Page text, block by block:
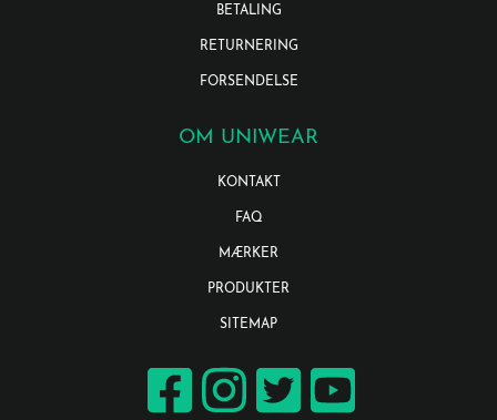
BETALING
RETURNERING
FORSENDELSE
OM UNIWEAR
KONTAKT
FAQ
MÆRKER
PRODUKTER
SITEMAP